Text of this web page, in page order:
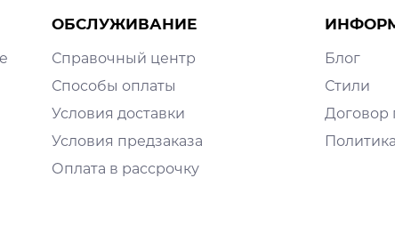
ОБСЛУЖИВАНИЕ
Справочный центр
Способы оплаты
Условия доставки
Условия предзаказа
Оплата в рассрочку
Блог
Стили
Договор